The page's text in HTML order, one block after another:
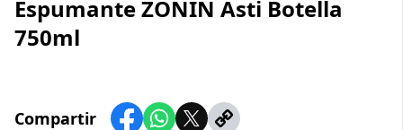
Espumante ZONIN Asti Botella
750ml
Compartir